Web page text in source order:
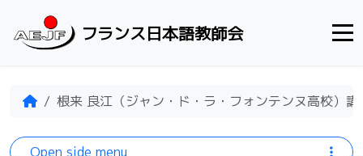
フランス日本語教師会
Home根来 良江（ジャン・ド・ラ・フォンテンヌ高校）
Open side menu